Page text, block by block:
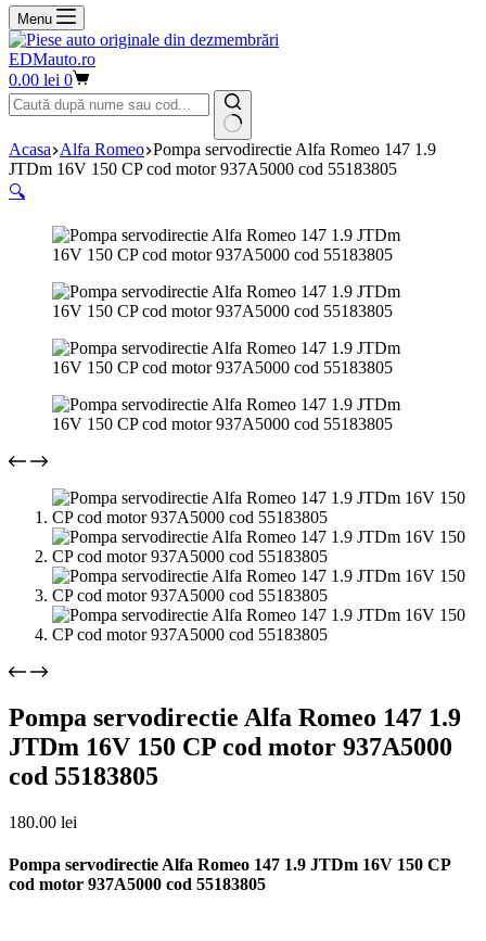
Menu
EDMauto.ro
Coș
de
cumpărături
0.00 lei 0
Niciun
rezultat
Acasa Alfa Romeo Pompa servodirectie Alfa Romeo 147 1.9
JTDm 16V 150 CP cod motor 937A5000 cod 55183805
🔍
Pompa servodirectie Alfa Romeo 147 1.9
JTDm 16V 150 CP cod motor 937A5000
cod 55183805
180.00 lei
Pompa servodirectie Alfa Romeo 147 1.9 JTDm 16V 150 CP
cod motor 937A5000 cod 55183805